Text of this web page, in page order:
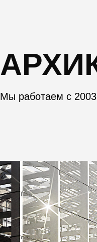
Мы работаем с 2003